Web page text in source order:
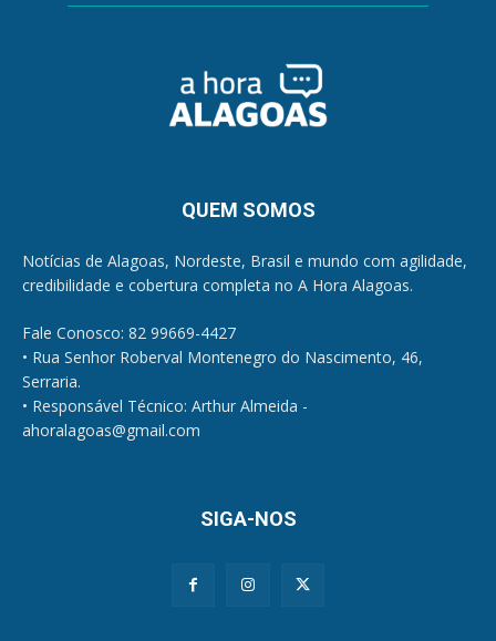
QUEM SOMOS
Notícias de Alagoas, Nordeste, Brasil e mundo com agilidade,
credibilidade e cobertura completa no A Hora Alagoas.
Fale Conosco: 82 99669-4427
• Rua Senhor Roberval Montenegro do Nascimento, 46,
Serraria.
• Responsável Técnico: Arthur Almeida -
ahoralagoas@gmail.com
SIGA-NOS